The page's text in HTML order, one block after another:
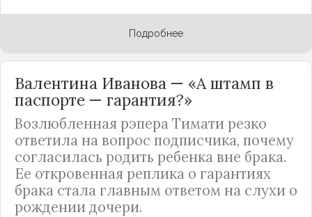
Подробнее
Валентина Иванова — «А штамп в
паспорте — гарантия?»
Возлюбленная рэпера Тимати резко
ответила на вопрос подписчика, почему
согласилась родить ребенка вне брака.
Ее откровенная реплика о гарантиях
брака стала главным ответом на слухи о
рождении дочери.